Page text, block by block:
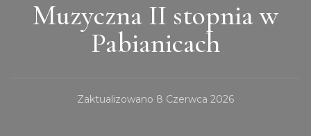
Muzyczna II stopnia w
Pabianicach
Zaktualizowano 8 Czerwca 2026